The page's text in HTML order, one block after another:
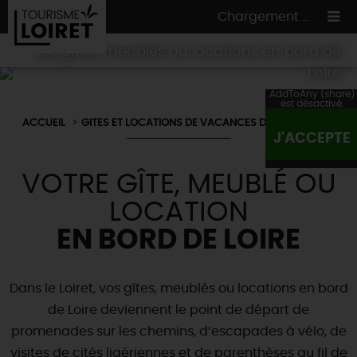
Chargement ...
ON A TESTÉPOUR VOUS
LES INCONTOURNABLES MADE IN LOIRET
HÉBERGEMENTS
INSOLITES
CULTURE
NATURE
TOUTES LES VISITES
EN MODECIRCUITS & BALADES
EN MODE NATURE & AVENTURE
...ET AUSSI
Maîtres
restaurateurs
marchés
Artistes et Artisans d'Art
Nos
spécialités du terroir et producteurs
A NE PASRATER
Téléchargez le Guide de l'été 2026 🤽🌞
TOURISME &HANDICAP
ACCUEIL GITES ET LOCATIONS DE VACANCES DANS LE LOIRET
VOTRE GÎTE, MEUBLÉ OU
LOCATION
EN BORD DE LOIRE
Dans le Loiret, vos gîtes, meublés ou locations en bord
de Loire deviennent le point de départ de
promenades sur les chemins, d’escapades à vélo, de
visites de cités ligériennes et de parenthèses au fil de
AddToAny (share)
est désactivé.
J'ACCEPTE